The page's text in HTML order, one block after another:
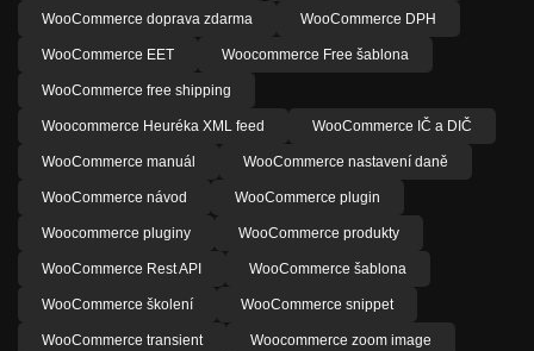
WooCommerce doprava zdarma WooCommerce DPH
WooCommerce EET Woocommerce Free šablona
WooCommerce free shipping
Woocommerce Heuréka XML feed WooCommerce IČ a DIČ
WooCommerce manuál WooCommerce nastavení daně
WooCommerce návod WooCommerce plugin
Woocommerce pluginy WooCommerce produkty
WooCommerce Rest API WooCommerce šablona
WooCommerce školení WooCommerce snippet
WooCommerce transient Woocommerce zoom image